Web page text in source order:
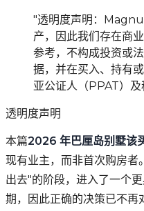
"透明度声明：
产，因此我们存在商
参考，不构成投资或
据，并在买入、持有
亚公证人（PPAT）
透明度声明
本篇2026 年巴厘岛别墅该
现有业主，而非首次购房者
出去"的阶段，进入了一个
期，因此正确的决策已不再